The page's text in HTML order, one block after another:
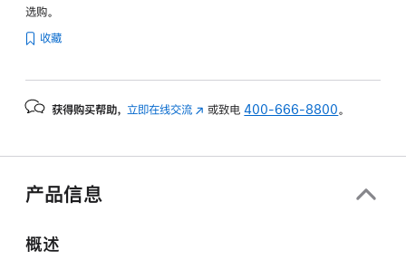
选购。
收藏
获得购买帮助， 立即在线交流 (在 或致电400-666-8800。
产品信息
概述